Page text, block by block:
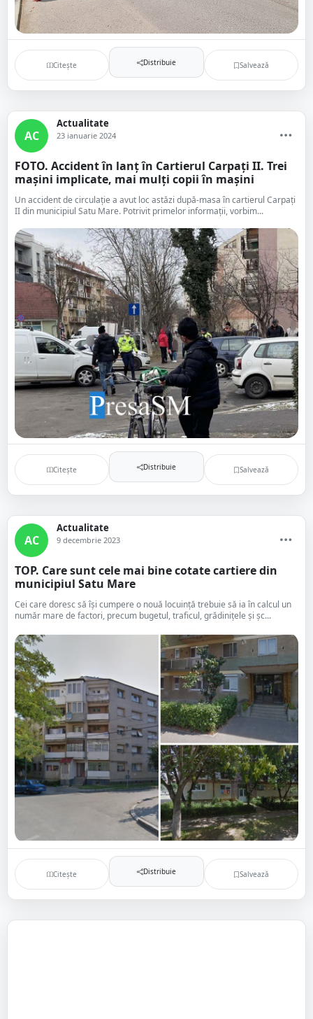
Citește Distribuie Salvează
AC
Actualitate
23 ianuarie 2024
FOTO. Accident în lanț în Cartierul Carpați II. Trei
mașini implicate, mai mulți copii în mașini
Un accident de circulație a avut loc astăzi după-masa în cartierul Carpați
II din municipiul Satu Mare. Potrivit primelor informații, vorbim...
Citește Distribuie Salvează
AC
Actualitate
9 decembrie 2023
TOP. Care sunt cele mai bine cotate cartiere din
municipiul Satu Mare
Cei care doresc să își cumpere o nouă locuință trebuie să ia în calcul un
număr mare de factori, precum bugetul, traficul, grădinițele și șc...
Citește Distribuie Salvează